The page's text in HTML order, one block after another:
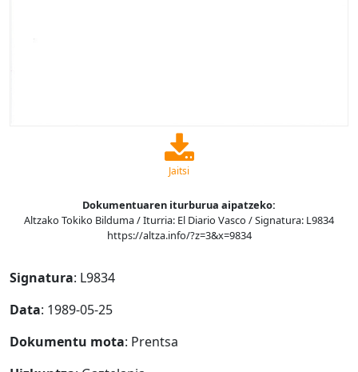
Jaitsi
Dokumentuaren iturburua aipatzeko:
Altzako Tokiko Bilduma / Iturria: El Diario Vasco / Signatura: L9834
https://altza.info/?z=3&x=9834
Signatura: L9834
Data: 1989-05-25
Dokumentu mota: Prentsa